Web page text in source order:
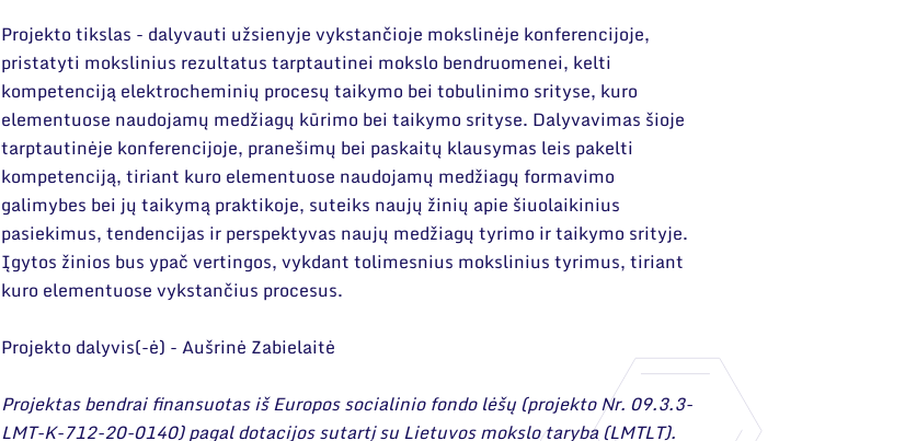
Projekto tikslas - dalyvauti užsienyje vykstančioje mokslinėje konferencijoje,
pristatyti mokslinius rezultatus tarptautinei mokslo bendruomenei, kelti
kompetenciją elektrocheminių procesų taikymo bei tobulinimo srityse, kuro
elementuose naudojamų medžiagų kūrimo bei taikymo srityse. Dalyvavimas šioje
tarptautinėje konferencijoje, pranešimų bei paskaitų klausymas leis pakelti
kompetenciją, tiriant kuro elementuose naudojamų medžiagų formavimo
galimybes bei jų taikymą praktikoje, suteiks naujų žinių apie šiuolaikinius
pasiekimus, tendencijas ir perspektyvas naujų medžiagų tyrimo ir taikymo srityje.
Įgytos žinios bus ypač vertingos, vykdant tolimesnius mokslinius tyrimus, tiriant
kuro elementuose vykstančius procesus.
Projekto dalyvis(-ė) - Aušrinė Zabielaitė
Projektas bendrai finansuotas iš Europos socialinio fondo lėšų (projekto Nr. 09.3.3-
LMT-K-712-20-0140) pagal dotacijos sutartį su Lietuvos mokslo taryba (LMTLT).